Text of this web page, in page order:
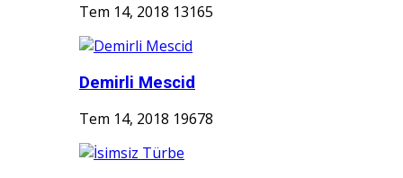
Tem 14, 2018 13165
Demirli Mescid
Tem 14, 2018 19678